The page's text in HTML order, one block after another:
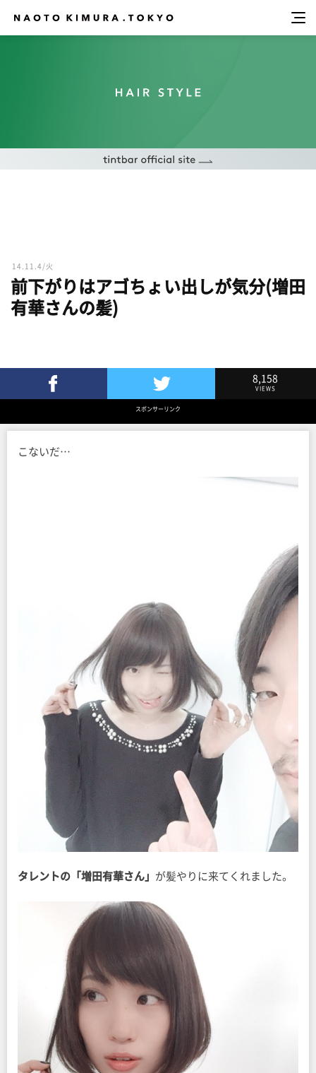
14.11.4/火
前下がりはアゴちょい出しが気分(増田
有華さんの髪)
Twitterでツイート
8,158
VIEWS
スポンサーリンク
こないだ…
タレントの「増田有華さん」 が髪やりに来てくれました。